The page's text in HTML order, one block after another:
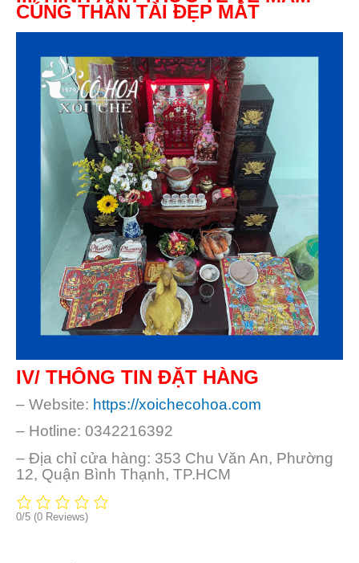
CÚNG THẦN TÀI ĐẸP MẮT
IV/ THÔNG TIN ĐẶT HÀNG
– Website: https://xoichecohoa.com
– Hotline: 0342216392
– Địa chỉ cửa hàng: 353 Chu Văn An, Phường
12, Quận Bình Thạnh, TP.HCM
0/5 (0 Reviews)